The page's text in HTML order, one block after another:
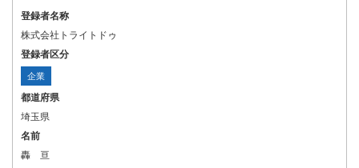
登録者名称
株式会社トライトドゥ
登録者区分
企業
都道府県
埼玉県
名前
轟 亘